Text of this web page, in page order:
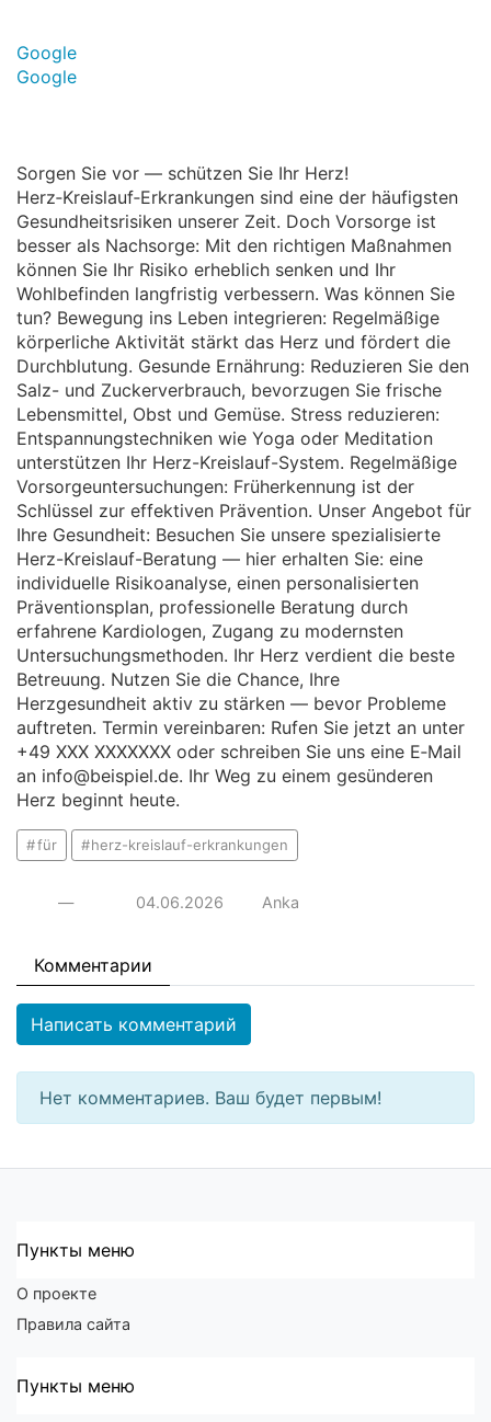
Google
Google
Sorgen Sie vor — schützen Sie Ihr Herz!
Herz‑Kreislauf‑Erkrankungen sind eine der häufigsten
Gesundheitsrisiken unserer Zeit. Doch Vorsorge ist
besser als Nachsorge: Mit den richtigen Maßnahmen
können Sie Ihr Risiko erheblich senken und Ihr
Wohlbefinden langfristig verbessern. Was können Sie
tun? Bewegung ins Leben integrieren: Regelmäßige
körperliche Aktivität stärkt das Herz und fördert die
Durchblutung. Gesunde Ernährung: Reduzieren Sie den
Salz- und Zuckerverbrauch, bevorzugen Sie frische
Lebensmittel, Obst und Gemüse. Stress reduzieren:
Entspannungstechniken wie Yoga oder Meditation
unterstützen Ihr Herz-Kreislauf-System. Regelmäßige
Vorsorgeuntersuchungen: Früherkennung ist der
Schlüssel zur effektiven Prävention. Unser Angebot für
Ihre Gesundheit: Besuchen Sie unsere spezialisierte
Herz-Kreislauf-Beratung — hier erhalten Sie: eine
individuelle Risikoanalyse, einen personalisierten
Präventionsplan, professionelle Beratung durch
erfahrene Kardiologen, Zugang zu modernsten
Untersuchungsmethoden. Ihr Herz verdient die beste
Betreuung. Nutzen Sie die Chance, Ihre
Herzgesundheit aktiv zu stärken — bevor Probleme
auftreten. Termin vereinbaren: Rufen Sie jetzt an unter
+49 XXX XXXXXXX oder schreiben Sie uns eine E‑Mail
an info@beispiel.de. Ihr Weg zu einem gesünderen
Herz beginnt heute.
für herz-kreislauf-erkrankungen
— 04.06.2026 Anka
Комментарии
Написать комментарий
Нет комментариев. Ваш будет первым!
Пункты меню
О проекте
Правила сайта
Пункты меню